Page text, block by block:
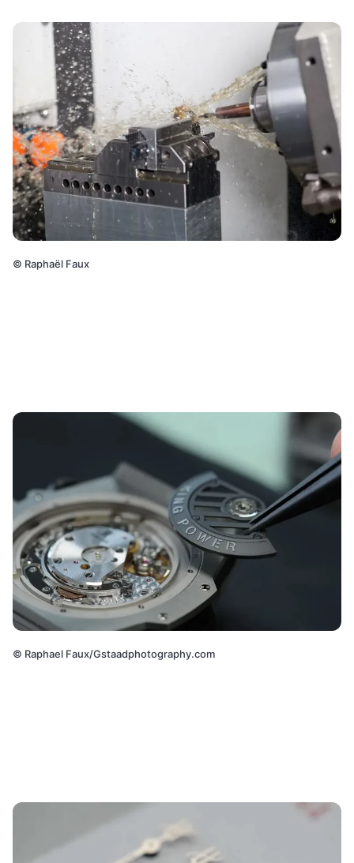
© Raphaël Faux
© Raphael Faux/Gstaadphotography.com